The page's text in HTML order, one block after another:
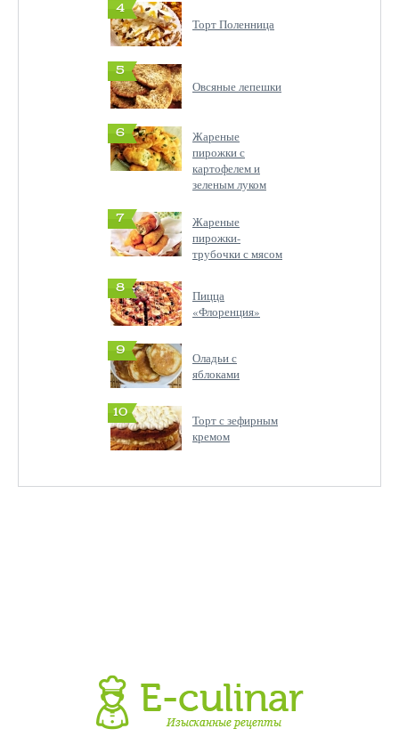
4
Торт Поленница
5
Овсяные лепешки
6
Жареные
пирожки с
картофелем и
зеленым луком
7
Жареные
пирожки-
трубочки с мясом
8
Пицца
«Флоренция»
9
Оладьи с
яблоками
10
Торт с зефирным
кремом